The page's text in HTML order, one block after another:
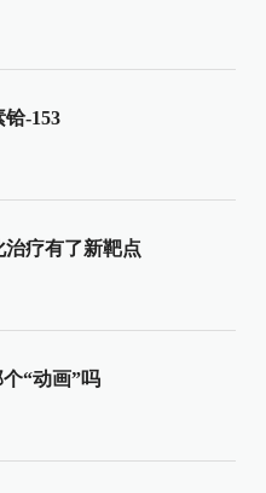
-153
疗有了新靶点
“动画”吗